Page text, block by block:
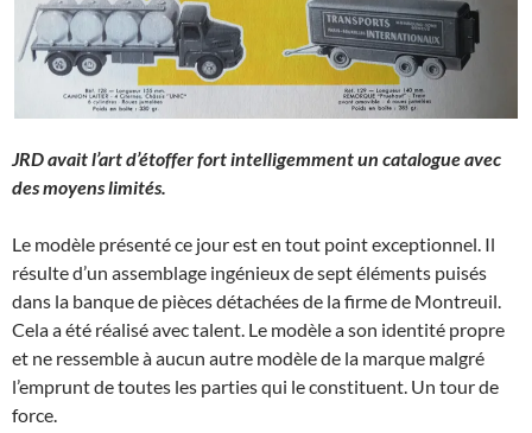
JRD avait l’art d’étoffer fort intelligemment un catalogue avec
des moyens limités.
Le modèle présenté ce jour est en tout point exceptionnel. Il
résulte d’un assemblage ingénieux de sept éléments puisés
dans la banque de pièces détachées de la firme de Montreuil.
Cela a été réalisé avec talent. Le modèle a son identité propre
et ne ressemble à aucun autre modèle de la marque malgré
l’emprunt de toutes les parties qui le constituent. Un tour de
force.